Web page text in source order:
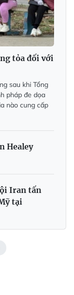
tỏa đối với
sau khi Tổng
pháp đe dọa
nào cung cấp
Healey
Iran tấn
tại